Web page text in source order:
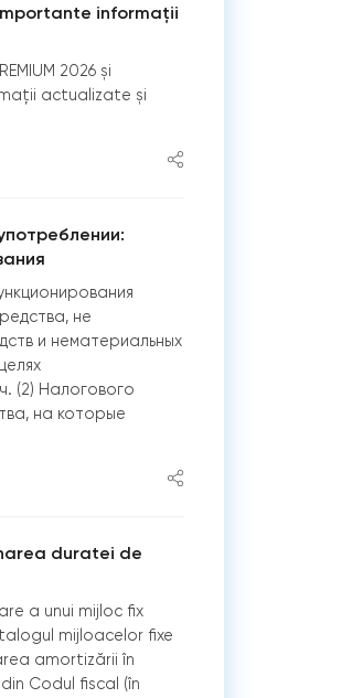
informații
2026 și
actualizate și
не
и нематериальных
(2) Налогового
на которые
duratei de
a unui mijloc fix
mijloacelor fixe
amortizării în
Codul fiscal (în